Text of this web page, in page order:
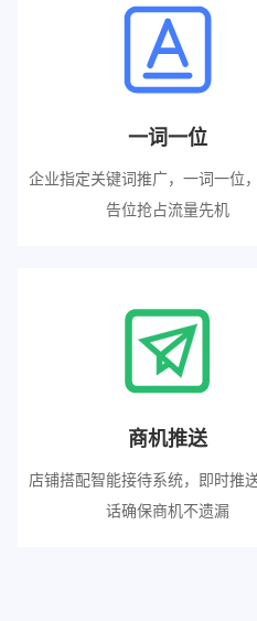
一词一位
企业指定关键词推广，一词一位
告位抢占流量先机
商机推送
店铺搭配智能接待系统，即时推
话确保商机不遗漏